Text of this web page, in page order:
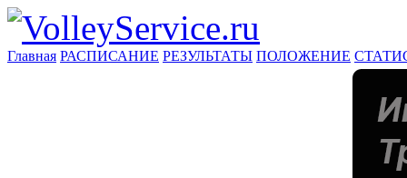
Главная РАСПИСАНИЕ РЕЗУЛЬТАТЫ ПОЛОЖЕНИЕ